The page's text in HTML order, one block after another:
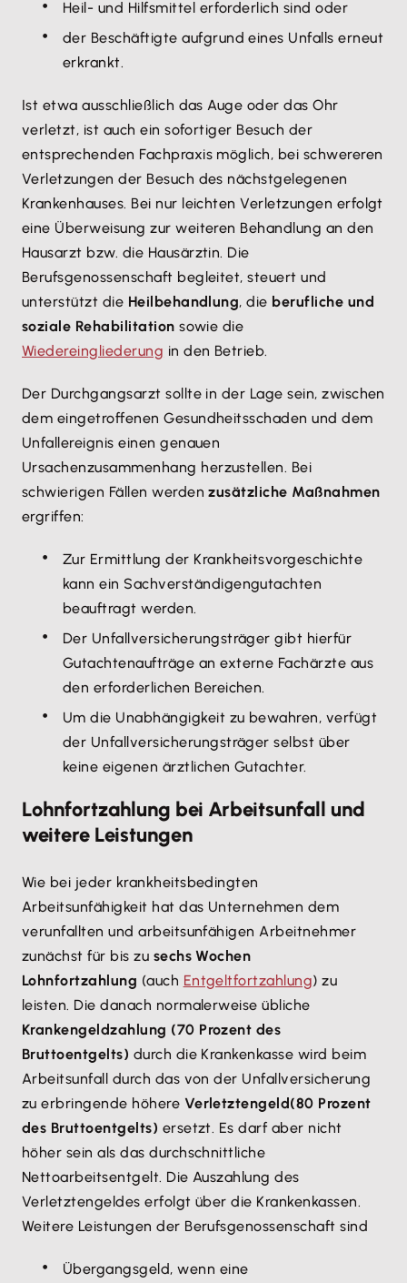
Heil- und Hilfsmittel erforderlich sind oder
der Beschäftigte aufgrund eines Unfalls erneut
erkrankt.
Ist etwa ausschließlich das Auge oder das Ohr
verletzt, ist auch ein sofortiger Besuch der
entsprechenden Fachpraxis möglich, bei schwereren
Verletzungen der Besuch des nächstgelegenen
Krankenhauses. Bei nur leichten Verletzungen erfolgt
eine Überweisung zur weiteren Behandlung an den
Hausarzt bzw. die Hausärztin. Die
Berufsgenossenschaft begleitet, steuert und
unterstützt die Heilbehandlung, die berufliche und
soziale Rehabilitationsowie die
Wiedereingliederung in den Betrieb.
Der Durchgangsarzt sollte in der Lage sein, zwischen
dem eingetroffenen Gesundheitsschaden und dem
Unfallereignis einen genauen
Ursachenzusammenhang herzustellen. Bei
schwierigen Fällen werdenzusätzliche Maßnahmen
ergriffen:
Zur Ermittlung der Krankheitsvorgeschichte
kann ein Sachverständigengutachten
beauftragt werden.
Der Unfallversicherungsträger gibt hierfür
Gutachtenaufträge an externe Fachärzte aus
den erforderlichen Bereichen.
Um die Unabhängigkeit zu bewahren, verfügt
der Unfallversicherungsträger selbst über
keine eigenen ärztlichen Gutachter.
Lohnfortzahlung bei Arbeitsunfall und
weitere Leistungen
Wie bei jeder krankheitsbedingten
Arbeitsunfähigkeit hat das Unternehmen dem
verunfallten und arbeitsunfähigen Arbeitnehmer
zunächst für bis zu sechs Wochen
Lohnfortzahlung (auch Entgeltfortzahlung) zu
leisten. Die danach normalerweise übliche
Krankengeldzahlung (70 Prozent des
Bruttoentgelts) durch die Krankenkasse wird beim
Arbeitsunfall durch das von der Unfallversicherung
zu erbringende höhere Verletztengeld(80 Prozent
des Bruttoentgelts) ersetzt. Es darf aber nicht
höher sein als das durchschnittliche
Nettoarbeitsentgelt. Die Auszahlung des
Verletztengeldes erfolgt über die Krankenkassen.
Weitere Leistungen der Berufsgenossenschaft sind
Übergangsgeld, wenn eine